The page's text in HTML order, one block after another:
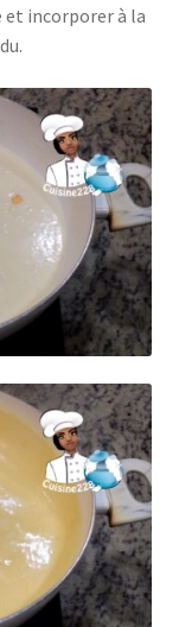
et incorporer à la